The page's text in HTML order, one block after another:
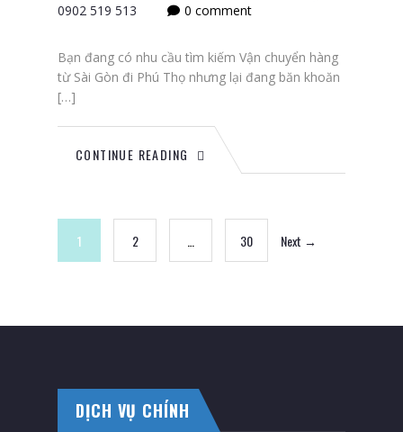
0902 519 513
0 comment
Bạn đang có nhu cầu tìm kiếm Vận chuyển hàng
từ Sài Gòn đi Phú Thọ nhưng lại đang băn khoăn
[…]
CONTINUE READING
1 2 30 Next →
DỊCH VỤ CHÍNH